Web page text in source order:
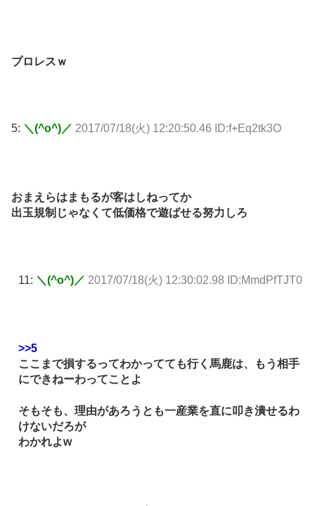
プロレスｗ
5: ＼(^o^)／ 2017/07/18(火) 12:20:50.46 ID:f+Eq2tk3O
おまえらはまもるが客はしねってか
出玉規制じゃなくて低価格で遊ばせる努力しろ
11: ＼(^o^)／ 2017/07/18(火) 12:30:02.98 ID:MmdPfTJT0
>>5
ここまで損するってわかってても行く馬鹿は、もう相手
にできねーわってことよ
そもそも、理由があろうとも一産業を直に叩き潰せるわ
けないだろが
わかれよw